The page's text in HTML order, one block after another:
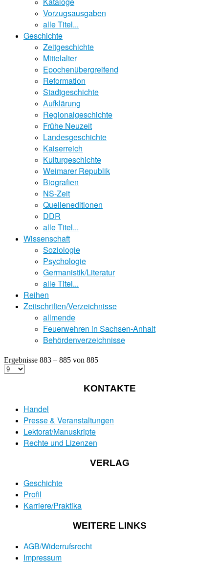
Vorzugsausgaben
alle Titel...
Geschichte
Zeitgeschichte
Mittelalter
Epochenübergreifend
Reformation
Stadtgeschichte
Aufklärung
Regionalgeschichte
Frühe Neuzeit
Landesgeschichte
Kaiserreich
Kulturgeschichte
Weimarer Republik
Biografien
NS-Zeit
Quelleneditionen
DDR
alle Titel...
Wissenschaft
Soziologie
Psychologie
Germanistik/Literatur
alle Titel...
Reihen
Zeitschriften/Verzeichnisse
allmende
Feuerwehren in Sachsen-Anhalt
Behördenverzeichnisse
Ergebnisse 883 – 885 von 885
KONTAKTE
Handel
Presse & Veranstaltungen
Lektorat/Manuskripte
Rechte und Lizenzen
VERLAG
Geschichte
Profil
Karriere/Praktika
WEITERE LINKS
AGB/Widerrufsrecht
Impressum